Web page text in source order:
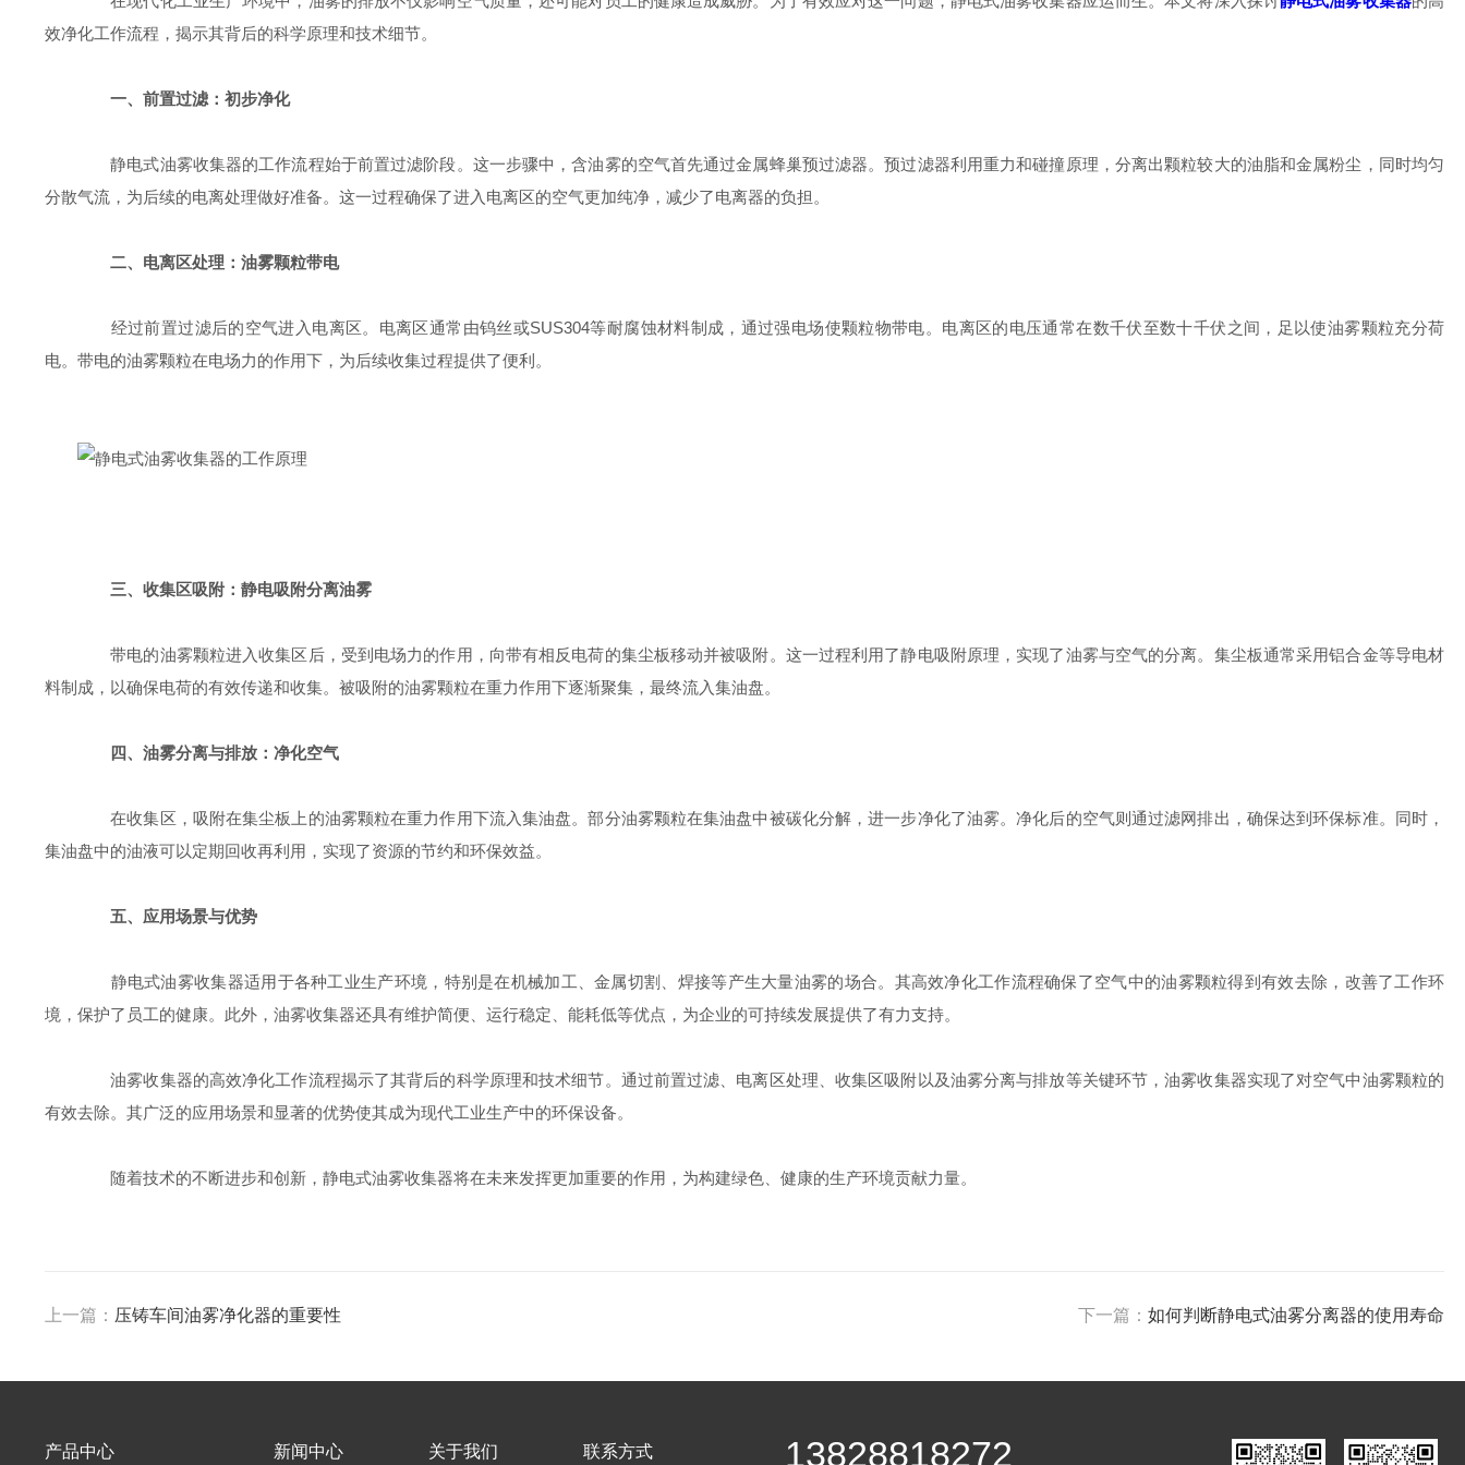
效净化工作流程，揭示其背后的科学原理和技术细节。
一、前置过滤：初步净化
静电式油雾收集器的工作流程始于前置过滤阶段。这一步骤中，含油雾的空气首先通过金属蜂巢预过滤器。预过滤器利用重力和碰撞原理，分离出颗粒较大的油脂和金属粉尘，同时均匀
分散气流，为后续的电离处理做好准备。这一过程确保了进入电离区的空气更加纯净，减少了电离器的负担。
二、电离区处理：油雾颗粒带电
经过前置过滤后的空气进入电离区。电离区通常由钨丝或SUS304等耐腐蚀材料制成，通过强电场使颗粒物带电。电离区的电压通常在数千伏至数十千伏之间，足以使油雾颗粒充分荷
电。带电的油雾颗粒在电场力的作用下，为后续收集过程提供了便利。
三、收集区吸附：静电吸附分离油雾
带电的油雾颗粒进入收集区后，受到电场力的作用，向带有相反电荷的集尘板移动并被吸附。这一过程利用了静电吸附原理，实现了油雾与空气的分离。集尘板通常采用铝合金等导电材
料制成，以确保电荷的有效传递和收集。被吸附的油雾颗粒在重力作用下逐渐聚集，最终流入集油盘。
四、油雾分离与排放：净化空气
在收集区，吸附在集尘板上的油雾颗粒在重力作用下流入集油盘。部分油雾颗粒在集油盘中被碳化分解，进一步净化了油雾。净化后的空气则通过滤网排出，确保达到环保标准。同时，
集油盘中的油液可以定期回收再利用，实现了资源的节约和环保效益。
五、应用场景与优势
静电式油雾收集器适用于各种工业生产环境，特别是在机械加工、金属切割、焊接等产生大量油雾的场合。其高效净化工作流程确保了空气中的油雾颗粒得到有效去除，改善了工作环
境，保护了员工的健康。此外，油雾收集器还具有维护简便、运行稳定、能耗低等优点，为企业的可持续发展提供了有力支持。
油雾收集器的高效净化工作流程揭示了其背后的科学原理和技术细节。通过前置过滤、电离区处理、收集区吸附以及油雾分离与排放等关键环节，油雾收集器实现了对空气中油雾颗粒的
有效去除。其广泛的应用场景和显著的优势使其成为现代工业生产中的环保设备。
随着技术的不断进步和创新，静电式油雾收集器将在未来发挥更加重要的作用，为构建绿色、健康的生产环境贡献力量。
上一篇： 压铸车间油雾净化器的重要性 下一篇：如何判断静电式油雾分离器的使用寿命
产品中心 新闻中心 关于我们 联系方式 13828818272